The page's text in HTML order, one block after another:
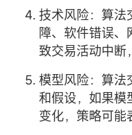
技术风险：算法
障、软件错误、
致交易活动中断
模型风险：算法
和假设，如果模
变化，策略可能